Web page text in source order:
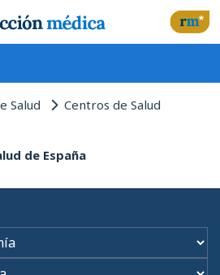
Salud Centros de Salud
de España